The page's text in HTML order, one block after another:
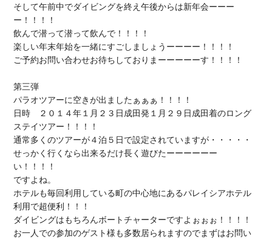
そして午前中でダイビングを終え午後からは新年会ーーー
飲んで潜って潜って飲んで
楽しい年末年始
ご予約お問い合わせお待ちしておりまーーーーーす！！！！
パラオツアーに空きが出ましたぁぁぁ！！！！
日時　２０１４年 １月２３日成田発１月２９日成田着のロング
ステイツアー！！！！
通常多くのツアーが４泊５日で設定されていますが・・・・・
せっかく行くなら出来るだけ長く遊びたーーーーーー
い ！！！！
ですよね。
ホテルも毎回利用している町の中心地にあるパレイシアホテル
利用 で超便利！！！
ダイビングはもちろんボートチャーター
お一人での参加のゲスト様も多数居られますのでまずはお問い